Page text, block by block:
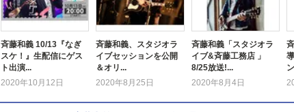
斉藤和義 10/13『なぎ
スケ！』生配信にゲス
ト出演...
2020年10月12日
斉藤和義、スタジオラ
イブセッションを公開
＆オリ...
2020年8月25日
斉藤和義「スタジオラ
イブ&斉藤工務店 」
8/25放送!...
2020年8月4日